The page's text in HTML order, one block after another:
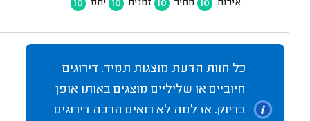
איכות 10 מחיר 10 זמנים 10 יחס 10
כל חוות הדעת מוצגות תמיד. דירוגים
חיוביים או שליליים מוצגים באותו אופן
בדיוק. אז למה לא רואים הרבה דירוגים